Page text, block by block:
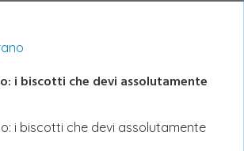
i biscotti che devi assolutamente
i biscotti che devi assolutamente